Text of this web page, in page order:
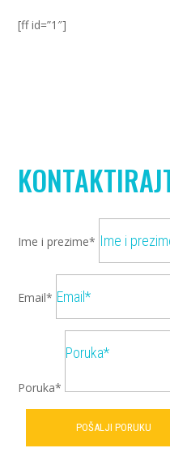
[ff id=”1″]
Ime i prezime*
Email*
Poruka*
POŠALJI PORUKU